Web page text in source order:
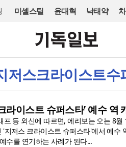
미셸스틸 윤대혁 낙태약
저스크라이스트수
라이스트 슈퍼스타’ 예수 역
등 외신에 따르면, 에리보는 오는 8월
저스 크라이스트 슈퍼스타'에서 예수
수를 연기하는 사례가 된다...